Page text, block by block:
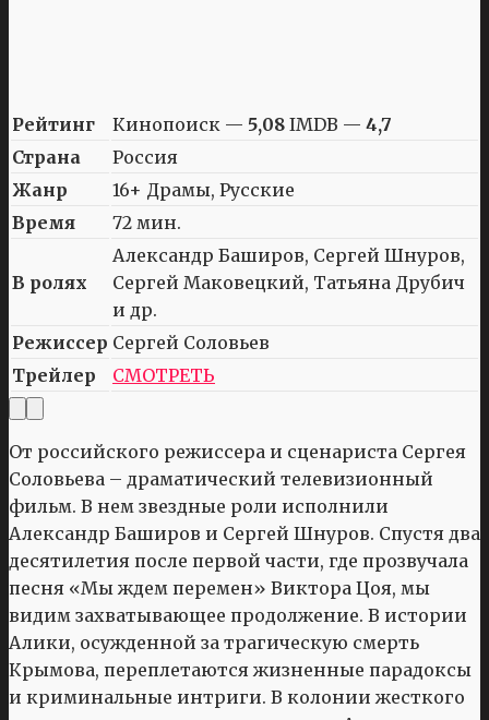
Рейтинг Кинопоиск — 5,08 IMDB — 4,7
Страна
Россия
Жанр
16+ Драмы, Русские
Время
72 мин.
В ролях
Александр Баширов, Сергей Шнуров,
Сергей Маковецкий, Татьяна Друбич
и др.
Режиссер Сергей Соловьев
Трейлер
СМОТРЕТЬ
От российского режиссера и сценариста Сергея
Соловьева – драматический телевизионный
фильм. В нем звездные роли исполнили
Александр Баширов и Сергей Шнуров. Спустя два
десятилетия после первой части, где прозвучала
песня «Мы ждем перемен» Виктора Цоя, мы
видим захватывающее продолжение. В истории
Алики, осужденной за трагическую смерть
Крымова, переплетаются жизненные парадоксы
и криминальные интриги. В колонии жесткого